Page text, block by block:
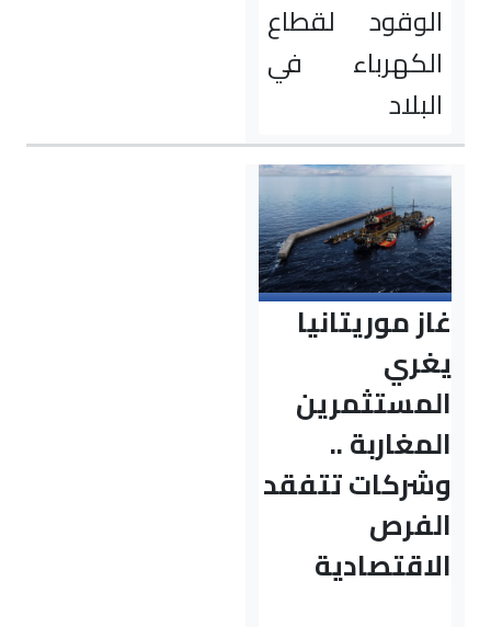
الوقود لقطاع
الكهرباء في
البلاد
غاز موريتانيا
يغري
المستثمرين
المغاربة ..
وشركات تتفقد
الفرص
الاقتصادية